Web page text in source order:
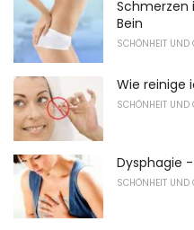
Schmerzen
Bein
SCHÖNHEIT UND
Wie reinige
SCHÖNHEIT UND
Dysphagie
SCHÖNHEIT UND